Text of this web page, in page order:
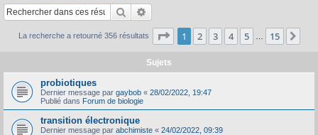
Rechercher
La recherche a retourné 356 résultats Page 1sur15
1 2 3 4 5 15
Sujets
probiotiques
Dernier message par gaybob « 28/02/2022, 19:47
Publié dans Forum de biologie
transition électronique
Dernier message par abchimiste « 24/02/2022, 09:39